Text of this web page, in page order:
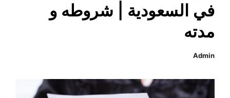
في السعودية | شروطه و
مدته
Admin